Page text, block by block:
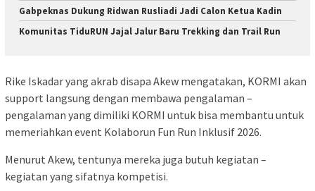
Gabpeknas Dukung Ridwan Rusliadi Jadi Calon Ketua Kadin
Komunitas TiduRUN Jajal Jalur Baru Trekking dan Trail Run
Rike Iskadar yang akrab disapa Akew mengatakan, KORMI akan
support langsung dengan membawa pengalaman –
pengalaman yang dimiliki KORMI untuk bisa membantu untuk
memeriahkan event Kolaborun Fun Run Inklusif 2026.
Menurut Akew, tentunya mereka juga butuh kegiatan –
kegiatan yang sifatnya kompetisi.